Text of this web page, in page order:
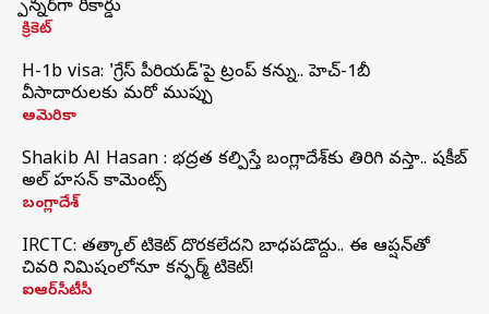
స్పిన్నర్‌గా రికార్డు
క్రికెట్
H-1b visa: 'గ్రేస్‌ పీరియడ్‌'పై ట్రంప్‌ కన్ను.. హెచ్‌-1బీ
వీసాదారులకు మరో ముప్పు
అమెరికా
Shakib Al Hasan : భద్రత కల్పిస్తే బంగ్లాదేశ్‌కు తిరిగి వస్తా.. షకీబ్
అల్ హసన్ కామెంట్స్
బంగ్లాదేశ్
IRCTC: తత్కాల్ టికెట్ దొరకలేదని బాధపడొద్దు.. ఈ ఆప్షన్‌తో
చివరి నిమిషంలోనూ కన్ఫర్మ్ టికెట్!
ఐఆర్‌సీటీసీ